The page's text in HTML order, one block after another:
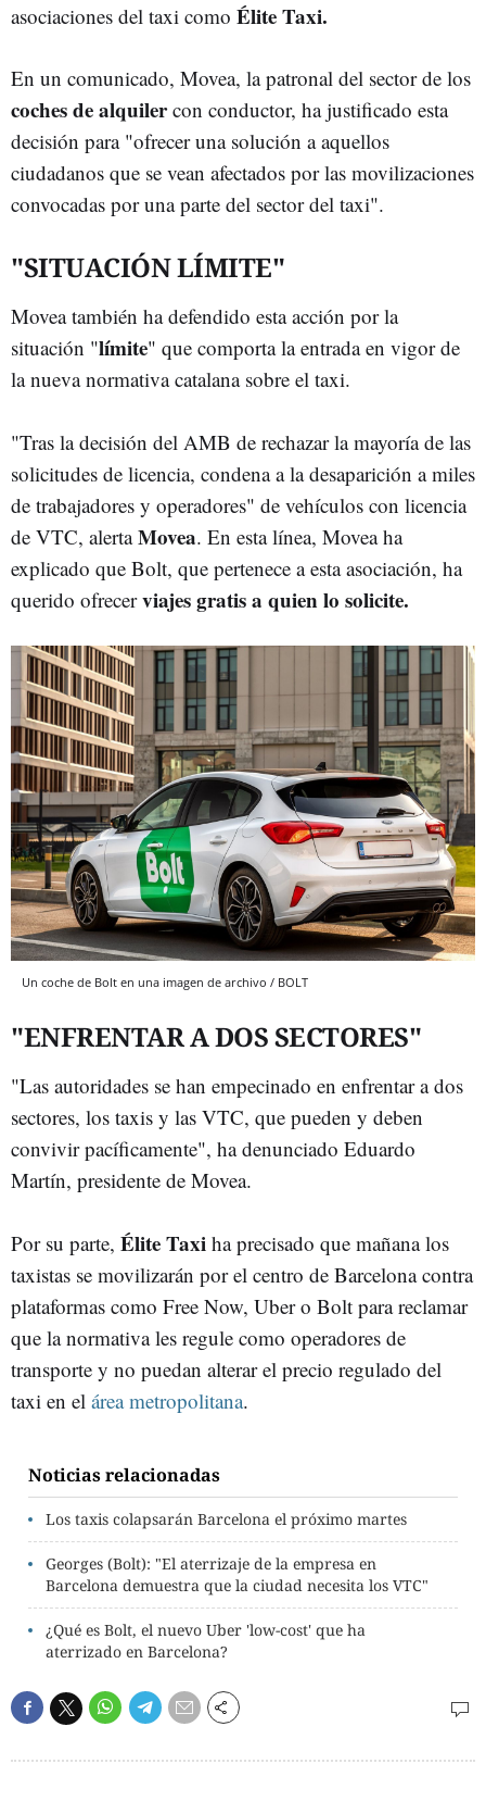
asociaciones del taxi como Élite Taxi.
En un comunicado, Movea, la patronal del sector de los
coches de alquilercon conductor, ha justificado esta
decisión para "ofrecer una solución a aquellos
ciudadanos que se vean afectados por las movilizaciones
convocadas por una parte del sector del taxi".
"SITUACIÓN LÍMITE"
Movea también ha defendido esta acción por la
situación "límite" que comporta la entrada en vigor de
la nueva normativa catalana sobre el taxi.
"Tras la decisión del AMB de rechazar la mayoría de las
solicitudes de licencia, condena a la desaparición a miles
de trabajadores y operadores" de vehículos con licencia
de VTC, alertaMovea. En esta línea, Movea ha
explicado que Bolt, que pertenece a esta asociación, ha
querido ofrecerviajes gratis a quien lo solicite.
Un coche de Bolt en una imagen de archivo / BOLT
"ENFRENTAR A DOS SECTORES"
"Las autoridades se han empecinado en enfrentar a dos
sectores, los taxis y las VTC, que pueden y deben
convivir pacíficamente", ha denunciado Eduardo
Martín, presidente de Movea.
Por su parte, Élite Taxi ha precisado que mañana los
taxistas se movilizarán por el centro de Barcelona contra
plataformas como Free Now, Uber o Bolt para reclamar
que la normativa les regule como operadores de
transporte y no puedan alterar el precio regulado del
taxi en el área metropolitana.
Noticias relacionadas
Los taxis colapsarán Barcelona el próximo martes
Georges (Bolt): "El aterrizaje de la empresa en
Barcelona demuestra que la ciudad necesita los VTC"
¿Qué es Bolt, el nuevo Uber 'low-cost' que ha
aterrizado en Barcelona?